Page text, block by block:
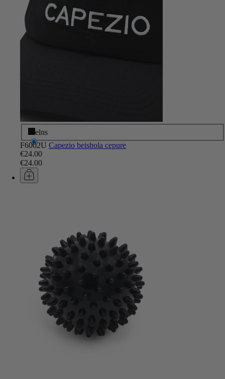
Melns
F6002U Capezio beisbola cepure
€24.00
€24.00